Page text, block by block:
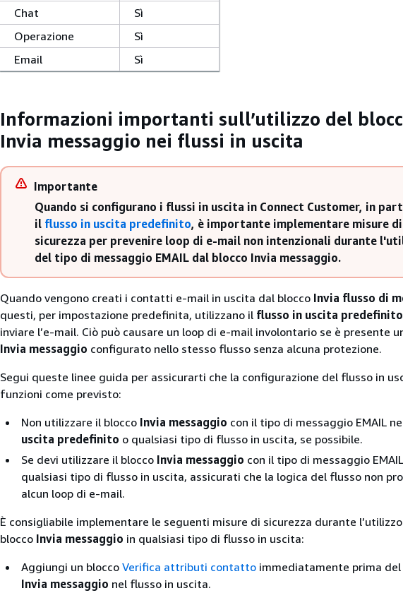
Chat
Sì
Operazione
Sì
Email
Sì
Informazioni importanti sull’utilizzo del
Invia messaggio nei flussi in uscita
Importante
Quando si configurano i flussi in uscita in Connect Customer, in
il flusso in uscita predefinito, è importante implementare misure di
sicurezza per prevenire loop di e-mail non intenzionali durante
del tipo di messaggio EMAIL dal blocco Invia messaggio.
Quando vengono creati i contatti e-mail in uscita dal blocco Invia flusso di
questi, per impostazione predefinita, utilizzano il flusso in uscita predefinito
inviare l’e-mail. Ciò può causare un loop di e-mail involontario se è presente
Invia messaggio configurato nello stesso flusso senza alcuna protezione.
Segui queste linee guida per assicurarti che la configurazione del flusso in
funzioni come previsto:
Non utilizzare il blocco Invia messaggio con il tipo di messaggio EMAIL
uscita predefinito o qualsiasi tipo di flusso in uscita, se possibile.
Se devi utilizzare il blocco Invia messaggio con il tipo di messaggio
qualsiasi tipo di flusso in uscita, assicurati che la logica del flusso non
alcun loop di e-mail.
È consigliabile implementare le seguenti misure di sicurezza durante
blocco Invia messaggio in qualsiasi tipo di flusso in uscita:
Aggiungi un blocco Verifica attributi contatto immediatamente prima del
Invia messaggio nel flusso in uscita.